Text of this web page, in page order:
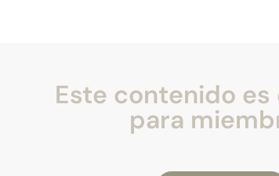
Este contenido es
para